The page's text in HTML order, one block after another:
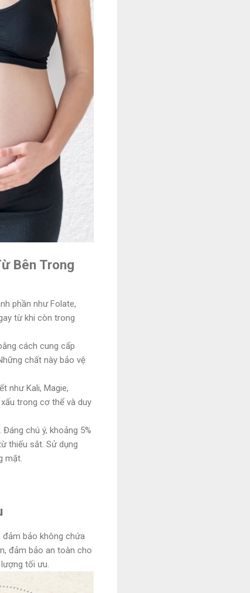
Bên Trong
phần như Folate,
từ khi còn trong
cách cung cấp
chất này bảo vệ
như Kali, Magie,
trong cơ thể và duy
chú ý, khoảng 5%
thiếu sắt. Sử dụng
mặt.
đảm bảo không chứa
đảm bảo an toàn cho
tối ưu.